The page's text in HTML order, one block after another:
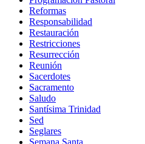
Reformas
Responsabilidad
Restauración
Restricciones
Resurrección
Reunión
Sacerdotes
Sacramento
Saludo
Santísima Trinidad
Sed
Seglares
Semana Santa